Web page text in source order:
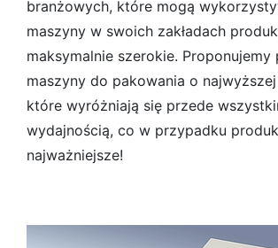
branżowych, które mogą
maszyny w swoich zakładach
maksymalnie szerokie. Proponujemy
maszyny do pakowania o
które wyróżniają się przede
wydajnością, co w przypadku
najważniejsze!